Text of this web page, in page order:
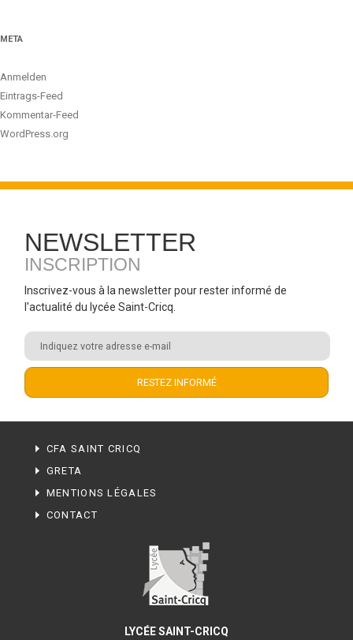
META
Anmelden
Eintrags-Feed
Kommentar-Feed
WordPress.org
NEWSLETTER
INSCRIPTION
Inscrivez-vous à la newsletter pour rester informé de
l'actualité du lycée Saint-Cricq.
CFA SAINT CRICQ
GRETA
MENTIONS LÉGALES
CONTACT
LYCÉE SAINT-CRICQ